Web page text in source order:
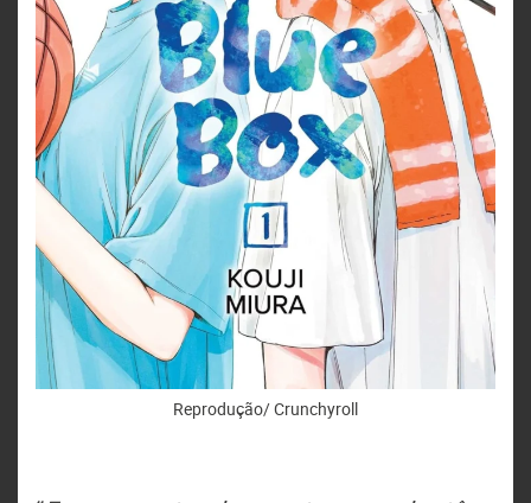
Reprodução/ Crunchyroll